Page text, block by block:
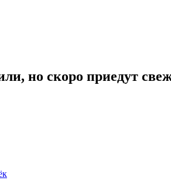
но скоро приедут